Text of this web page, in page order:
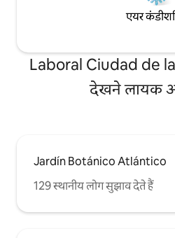
एयर
Laboral Ciudad de
देखने लायक
Jardín Botánico Atlántico
129 स्थानीय लोग सुझाव देते हैं